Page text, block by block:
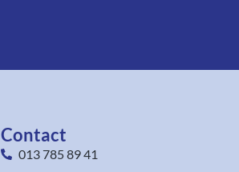
Contact
013 785 89 41